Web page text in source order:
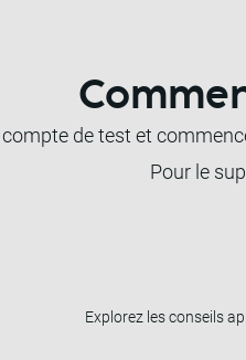
compte de test et
Pour le
Explorez les conseils